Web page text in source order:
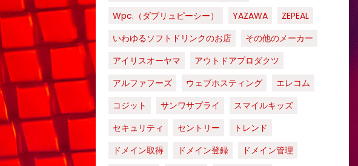
Wpc.（ダブリュピーシー）
YAZAWA
ZEPEAL
いわゆるソフトドリンクのお店
その他のメーカー
アイリスオーヤマ
アウトドアプロダクツ
アルファフーズ
ウェブホスティング
エレコム
コジット
サンワサプライ
スマイルキッズ
セキュリティ
セントリー
トレンド
ドメイン取得
ドメイン登録
ドメイン管理